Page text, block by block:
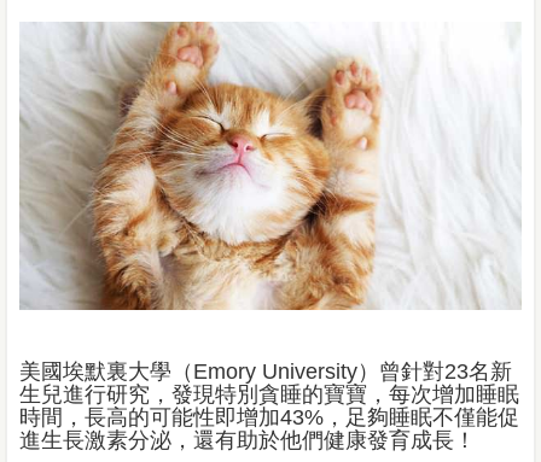
美國埃默裏大學（Emory University）曾針對23名新
生兒進行研究，發現特別貪睡的寶寶，每次增加睡眠
時間，長高的可能性即增加43%，足夠睡眠不僅能促
進生長激素分泌，還有助於他們健康發育成長！